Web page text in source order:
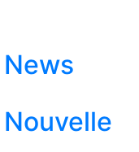
News
Nouvelle